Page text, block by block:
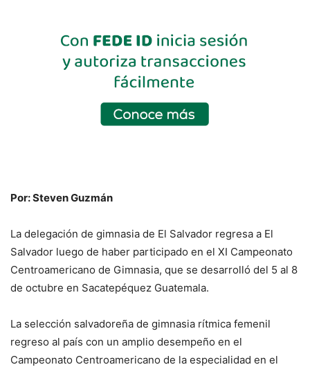
Por: Steven Guzmán
La delegación de gimnasia de El Salvador regresa a El
Salvador luego de haber participado en el XI Campeonato
Centroamericano de Gimnasia, que se desarrolló del 5 al 8
de octubre en Sacatepéquez Guatemala.
La selección salvadoreña de gimnasia rítmica femenil
regreso al país con un amplio desempeño en el
Campeonato Centroamericano de la especialidad en el